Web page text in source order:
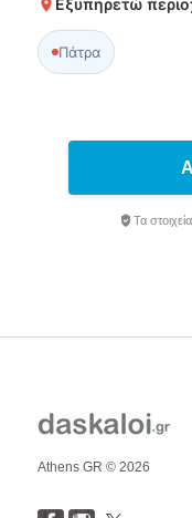
Εξυπηρετώ
Πάτρα
Τα
Athens GR © 2026